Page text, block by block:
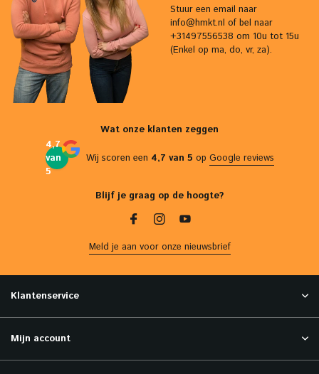
Stuur een email naar
info@hmkt.nl of bel naar
+31497556538 om 10u tot 15u
(Enkel op ma, do, vr, za).
Wat onze klanten zeggen
4,7
van
5
Wij scoren een 4,7 van 5 op Google reviews
Blijf je graag op de hoogte?
Meld je aan voor onze nieuwsbrief
Klantenservice
Mijn account